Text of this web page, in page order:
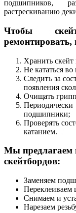
подшипников,
растрескиванию
Чтобы
ремонтировать,
Хранить скейт
Не кататься
Следить за
появления
Очищать грипп
подшипники;
Проверять
катанием.
Мы предлагаем
скейтбордов:
Заменяем
Переклеиваем
Снимаем и
Нарезаем